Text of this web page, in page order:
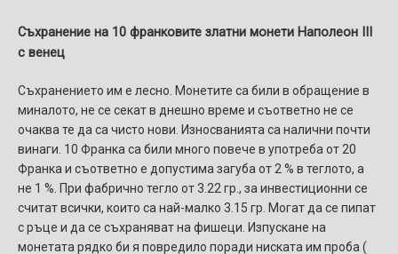
Съхранение на 1 0 франковите златни монети Наполеон III
с венец
Съхранението им е лесно. Монетите са били в обращение в
миналото, не се секат в днешно време и съответно не се
очаква те да са чисто нови. Износванията са налични почти
винаги. 10 Франка са били много повече в употреба от 20
Франка и съответно е допустима загуба от 2 % в теглото, а
не 1 %. При фабрично тегло от 3.22 гр., за инвестиционни се
считат всички, които са най-малко 3.15 гр. Могат да се пипат
с ръце и да се съхраняват на фишеци. Изпускане на
монетата рядко би я повредило поради ниската им проба (